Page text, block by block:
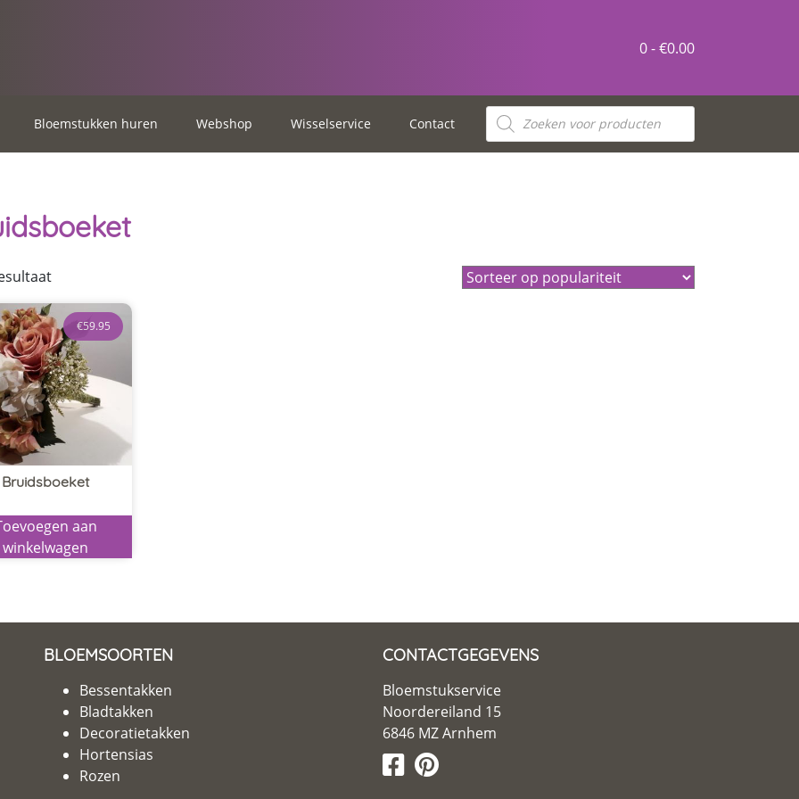
0 -€0.00
Bloemstukken huren Webshop Wisselservice Contact
Producten
zoeken
Bruidsboeket
€59.95
aan
winkelwagen
BLOEMSOORTEN
Bessentakken
Bladtakken
Decoratietakken
Hortensias
Rozen
CONTACTGEGEVENS
Bloemstukservice
Noordereiland 15
6846 MZ Arnhem